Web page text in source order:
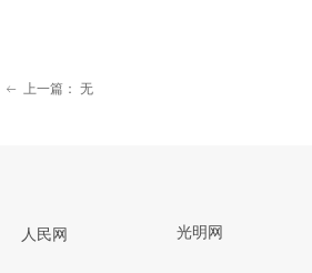
ꂃ 上一篇： 无
人民网 光明网